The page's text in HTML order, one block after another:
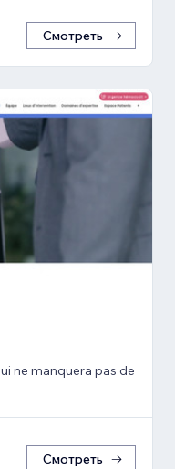
Смотреть
ne manquera pas de
Смотреть